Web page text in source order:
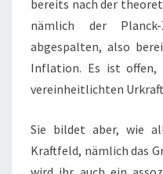
bereits nach der
nämlich der
abgespalten, also
Inflation. Es ist offen,
vereinheitlichten Urkraft
Sie bildet aber, wie
Kraftfeld, nämlich das